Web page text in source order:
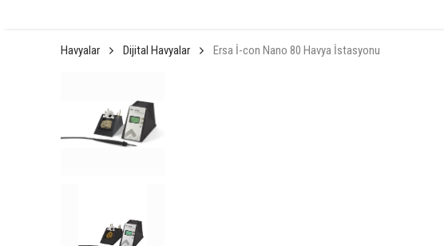
Havyalar Dijital Havyalar Ersa İ-con Nano 80 Havya İstasyonu